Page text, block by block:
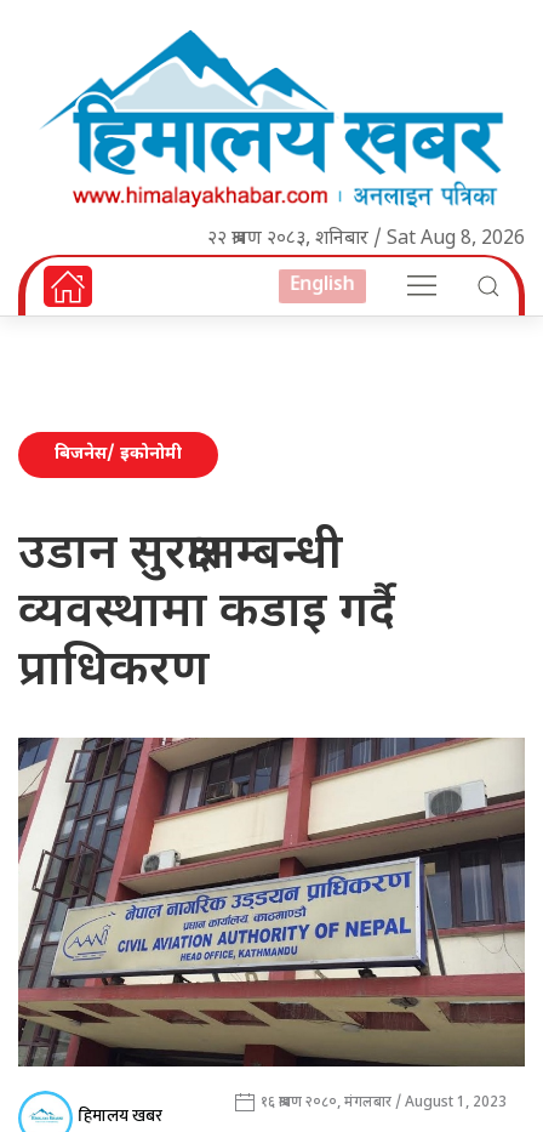
२२ श्रावण २०८३, शनिबार / Sat Aug 8, 2026
English
बिजनेस/ इकोनोमी
उडान सुरक्षासम्बन्धी
व्यवस्थामा कडाइ गर्दै
प्राधिकरण
हिमालय खबर १६ श्रावण २०८०, मंगलबार / August 1, 2023